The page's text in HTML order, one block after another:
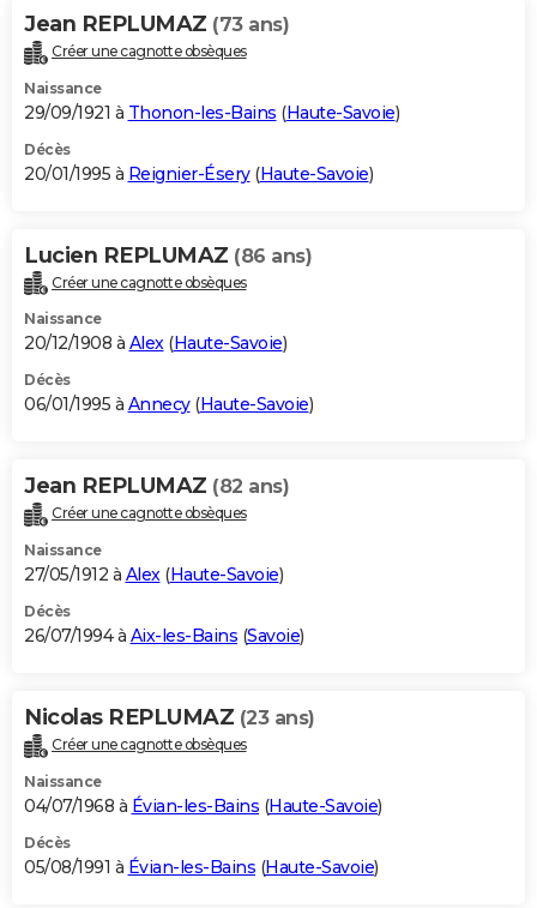
Jean REPLUMAZ (73 ans)
Créer une cagnotte obsèques
Naissance
29/09/1921 à Thonon-les-Bains (Haute-Savoie)
Décès
20/01/1995 à Reignier-Ésery(Haute-Savoie)
Lucien REPLUMAZ (86 ans)
Créer une cagnotte obsèques
Naissance
20/12/1908 à Alex(Haute-Savoie)
Décès
06/01/1995 à Annecy(Haute-Savoie)
Jean REPLUMAZ (82 ans)
Créer une cagnotte obsèques
Naissance
27/05/1912 à Alex(Haute-Savoie)
Décès
26/07/1994 à Aix-les-Bains (Savoie)
Nicolas REPLUMAZ (23 ans)
Créer une cagnotte obsèques
Naissance
04/07/1968 à Évian-les-Bains (Haute-Savoie)
Décès
05/08/1991 à Évian-les-Bains (Haute-Savoie)